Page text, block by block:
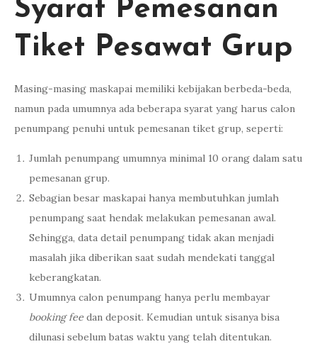
Syarat Pemesanan
Tiket Pesawat Grup
Masing-masing maskapai memiliki kebijakan berbeda-beda,
namun pada umumnya ada beberapa syarat yang harus calon
penumpang penuhi untuk pemesanan tiket grup, seperti:
Jumlah penumpang umumnya minimal 10 orang dalam satu
pemesanan grup.
Sebagian besar maskapai hanya membutuhkan jumlah
penumpang saat hendak melakukan pemesanan awal.
Sehingga, data detail penumpang tidak akan menjadi
masalah jika diberikan saat sudah mendekati tanggal
keberangkatan.
Umumnya calon penumpang hanya perlu membayar
booking fee dan deposit. Kemudian untuk sisanya bisa
dilunasi sebelum batas waktu yang telah ditentukan.